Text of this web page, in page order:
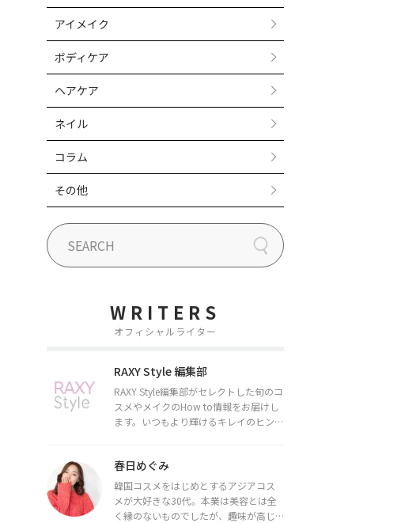
アイメイク
ボディケア
ヘアケア
ネイル
コラム
その他
WRITERS
オフィシャルライター
RAXY Style 編集部
RAXY Style編集部がセレクトした旬のコ
スメやメイクのHow to情報をお届けし
ます。いつもより輝けるキレイのヒント
春日めぐみ
韓国コスメをはじめとするアジアコス
メが大好きな30代。本業は美容とは全
く縁のないものでしたが、趣味が高じ